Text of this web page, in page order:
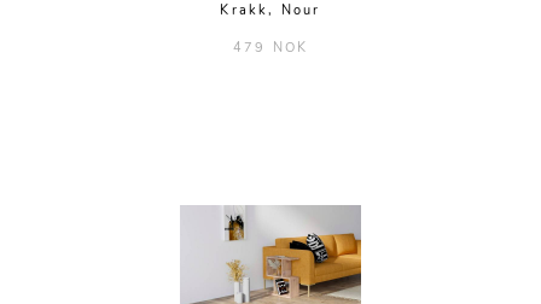
Krakk, Nour
479 NOK